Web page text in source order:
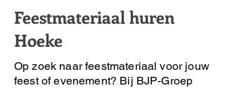
Feestmateriaal huren
Hoeke
Op zoek naar feestmateriaal voor jouw
feest of evenement? Bij BJP-Groep